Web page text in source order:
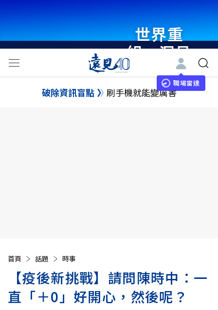
世界重
組・洞見
未來 與
世界領袖
職場雷達
破除資訊盲點 刷手機就能變厲害
首頁 話題 時事
【疫後新挑戰】請問陳時中：一
直「＋0」好開心，然後呢？